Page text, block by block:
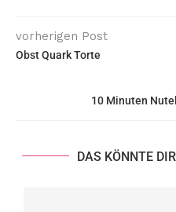
vorherigen Post
Obst Quark Torte
10 Minuten
DAS KÖNNTE